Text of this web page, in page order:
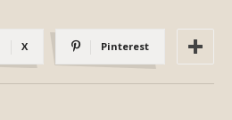
X Pinterest